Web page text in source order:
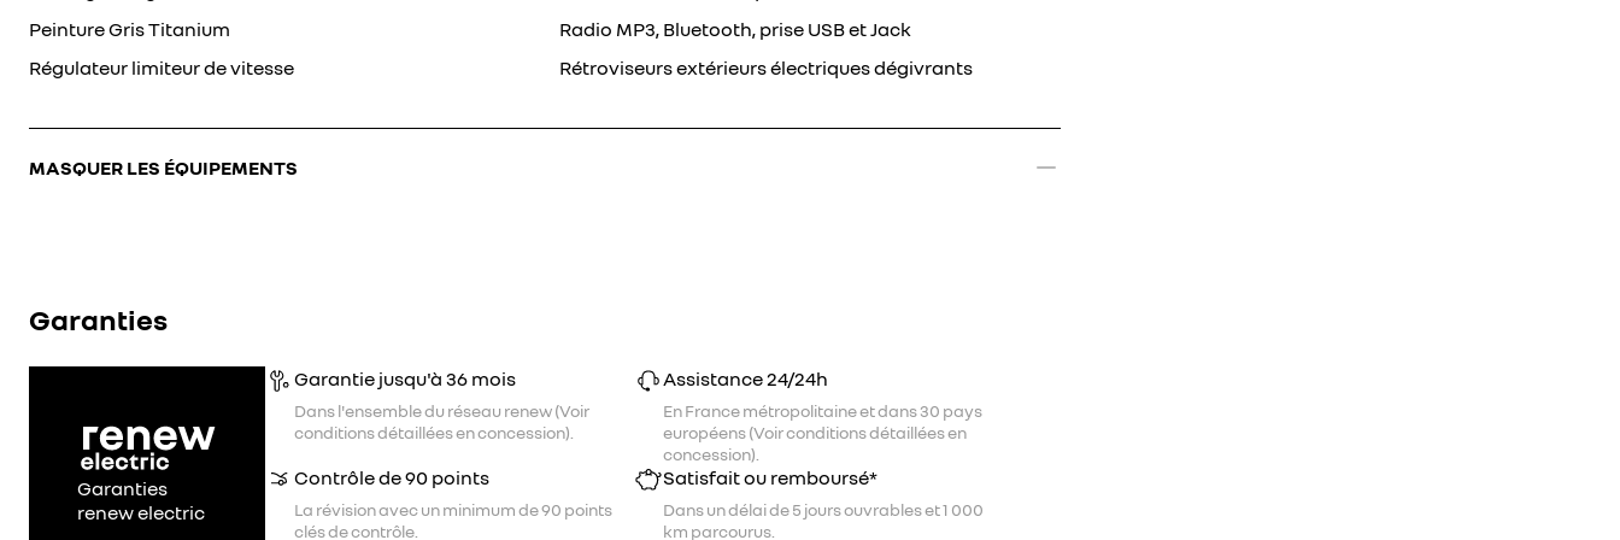
MASQUER LES ÉQUIPEMENTS
Peinture Gris Titanium
Radio MP3, Bluetooth, prise USB et Jack
Régulateur limiteur de vitesse
Rétroviseurs extérieurs électriques dégivrants
Garanties
Garanties
renew electric
Garantie jusqu'à 36 mois
Dans l'ensemble du réseau renew (Voir
conditions détaillées en concession).
Assistance 24/24h
En France métropolitaine et dans 30 pays
européens (Voir conditions détaillées en
concession).
Contrôle de 90 points
La révision avec un minimum de 90 points
clés de contrôle.
Satisfait ou remboursé*
Dans un délai de 5 jours ouvrables et 1 000
km parcourus.